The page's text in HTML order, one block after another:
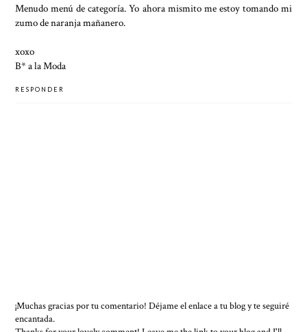
Menudo menú de categoría. Yo ahora mismito me estoy tomando mi
zumo de naranja mañanero.
xoxo
B* a la Moda
RESPONDER
¡Muchas gracias por tu comentario! Déjame el enlace a tu blog y te seguiré
encantada.